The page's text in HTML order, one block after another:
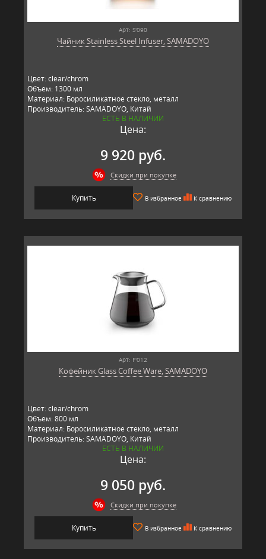
Арт: S'090
Чайник Stainless Steel Infuser, SAMADOYO
Цвет: clear/chrom
Объем: 1300 мл
Материал: Боросиликатное стекло, металл
Производитель: SAMADOYO, Китай
ЕСТЬ В НАЛИЧИИ
Цена:
9 920 руб.
Скидки при покупке
Купить В избранное К сравнению
Арт: F'012
Кофейник Glass Coffee Ware, SAMADOYO
Цвет: clear/chrom
Объем: 800 мл
Материал: Боросиликатное стекло, металл
Производитель: SAMADOYO, Китай
ЕСТЬ В НАЛИЧИИ
Цена:
9 050 руб.
Скидки при покупке
Купить В избранное К сравнению